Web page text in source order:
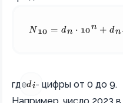
N_{10} = d_n \cdot
N 10 = dn ⋅ 10n + dn
гдеd_i
di- цифры от 0 до 9.